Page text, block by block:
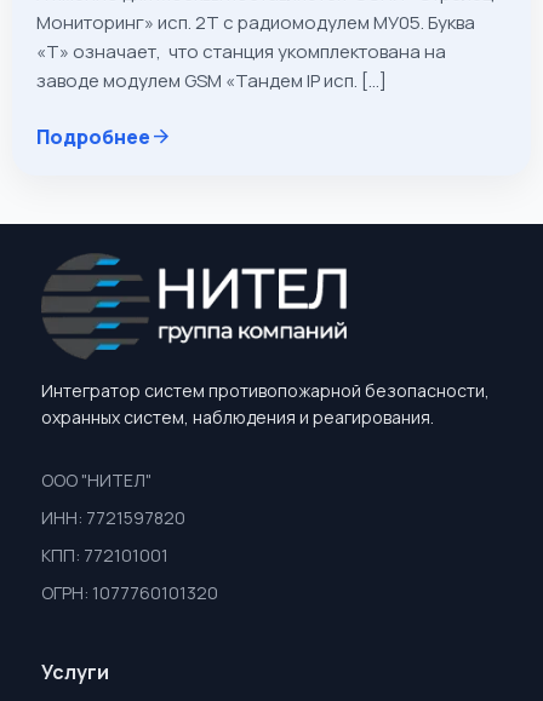
Мониторинг» исп. 2Т с радиомодулем МУ05. Буква
«Т» означает, что станция укомплектована на
заводе модулем GSM «Тандем IP исп. […]
Подробнееarrow_forward
Интегратор систем противопожарной безопасности,
охранных систем, наблюдения и реагирования.
ООО "НИТЕЛ"
ИНН: 7721597820
КПП: 772101001
ОГРН: 1077760101320
Услуги